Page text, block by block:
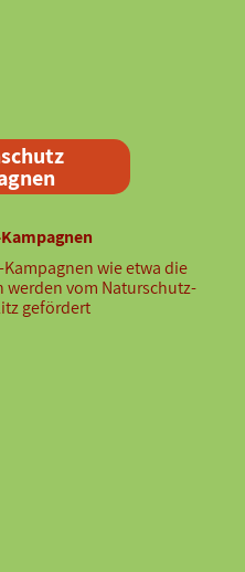
wie etwa die
vom Naturschutz-
gefördert